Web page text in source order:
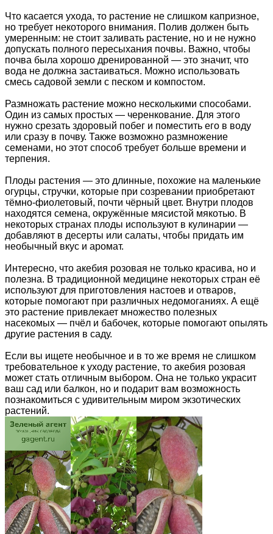
Что касается ухода, то растение не слишком капризное,
но требует некоторого внимания. Полив должен быть
умеренным: не стоит заливать растение, но и не нужно
допускать полного пересыхания почвы. Важно, чтобы
почва была хорошо дренированной — это значит, что
вода не должна застаиваться. Можно использовать
смесь садовой земли с песком и компостом.
Размножать растение можно несколькими способами.
Один из самых простых — черенкование. Для этого
нужно срезать здоровый побег и поместить его в воду
или сразу в почву. Также возможно размножение
семенами, но этот способ требует больше времени и
терпения.
Плоды растения — это длинные, похожие на маленькие
огурцы, стручки, которые при созревании приобретают
тёмно-фиолетовый, почти чёрный цвет. Внутри плодов
находятся семена, окружённые мясистой мякотью. В
некоторых странах плоды используют в кулинарии —
добавляют в десерты или салаты, чтобы придать им
необычный вкус и аромат.
Интересно, что акебия розовая не только красива, но и
полезна. В традиционной медицине некоторых стран её
используют для приготовления настоев и отваров,
которые помогают при различных недомоганиях. А ещё
это растение привлекает множество полезных
насекомых — пчёл и бабочек, которые помогают опылять
другие растения в саду.
Если вы ищете необычное и в то же время не слишком
требовательное к уходу растение, то акебия розовая
может стать отличным выбором. Она не только украсит
ваш сад или балкон, но и подарит вам возможность
познакомиться с удивительным миром экзотических
растений.